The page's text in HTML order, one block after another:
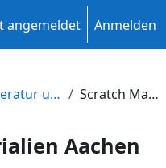
angemeldet Anmelden
Literatur und Anregungen Scratch Materialien Aachen
Aachen